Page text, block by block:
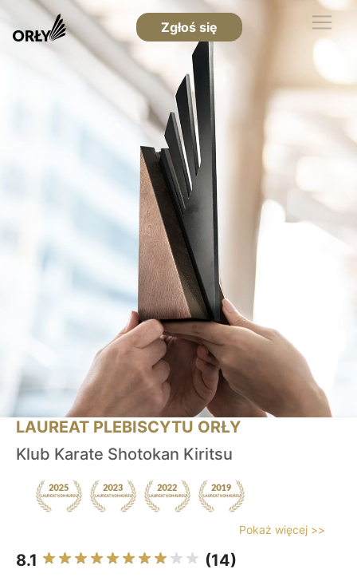
Zgłoś się
LAUREAT PLEBISCYTU ORŁY
Klub Karate Shotokan Kiritsu
Pokaż więcej >>
8.1 (14)